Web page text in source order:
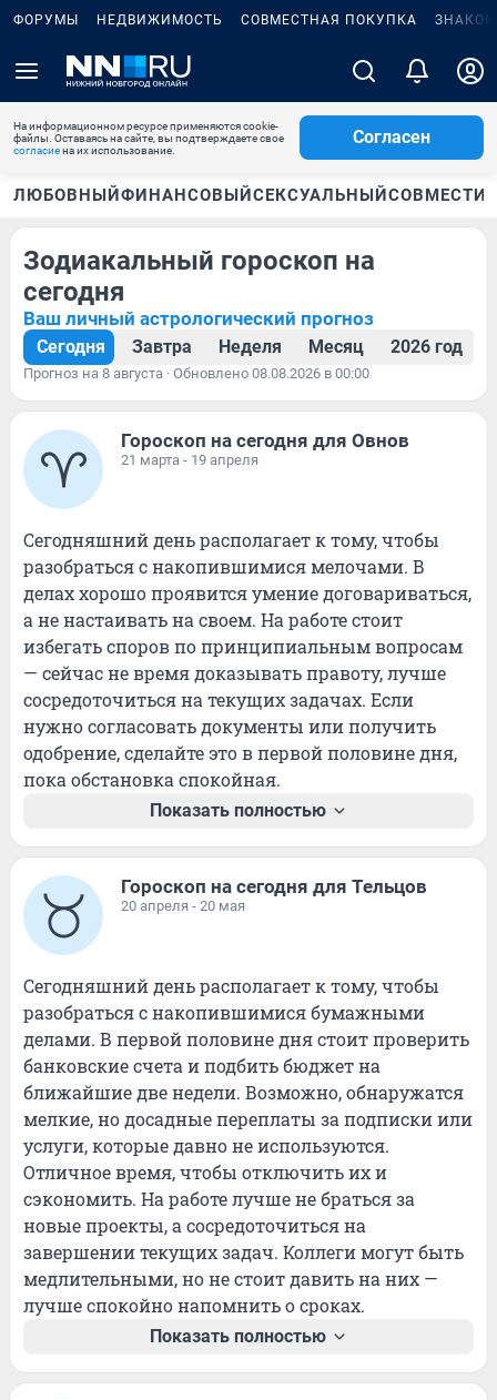
ФОРУМЫ НЕДВИЖИМОСТЬ СОВМЕСТНАЯ ПОКУПКА
На информационном ресурсе применяются cookie-
файлы. Оставаясь на сайте, вы подтверждаете свое
согласиена их использование.
Согласен
ЛЮБОВНЫЙФИНАНСОВЫЙСЕКСУАЛЬНЫЙ
Зодиакальный гороскоп на
сегодня
Ваш личный астрологический прогноз
Сегодня Завтра Неделя Месяц 2026 год
Прогноз на 8 августа · Обновлено 08.08.2026 в 00:00
Гороскоп на сегодня для Овнов
21 марта - 19 апреля
Сегодняшний день располагает к тому, чтобы
разобраться с накопившимися мелочами. В
делах хорошо проявится умение договариваться,
а не настаивать на своем. На работе стоит
избегать споров по принципиальным вопросам
— сейчас не время доказывать правоту, лучше
сосредоточиться на текущих задачах. Если
нужно согласовать документы или получить
одобрение, сделайте это в первой половине дня,
пока обстановка спокойная.
Показать полностью
Гороскоп на сегодня для Тельцов
20 апреля - 20 мая
Сегодняшний день располагает к тому, чтобы
разобраться с накопившимися бумажными
делами. В первой половине дня стоит проверить
банковские счета и подбить бюджет на
ближайшие две недели. Возможно, обнаружатся
мелкие, но досадные переплаты за подписки или
услуги, которые давно не используются.
Отличное время, чтобы отключить их и
сэкономить. На работе лучше не браться за
новые проекты, а сосредоточиться на
завершении текущих задач. Коллеги могут быть
медлительными, но не стоит давить на них —
лучше спокойно напомнить о сроках.
Показать полностью